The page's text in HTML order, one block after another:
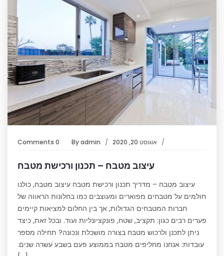
אוגוסט 20, 2020 Byadmin
0 Comments
עיצוב מטבח – תכנון ורכישת מטבח
עיצוב מטבח – מדריך תכנון ורכישת מטבח עיצוב מטבח, כולנו
חולמים על מטבחים מפוארים ומעוצבים כמו בחלונות הראווה של
חברות המטבחים הגדולות, אך בין החלום למציאות קיימים
פערים רבים כגון: תקציב, שטח, פונקציונליות ועוד. ובכל זאת, כיצד
ניתן לתכנן ולרכוש מטבח בצורה מושכלת ונכונה? תחילה מספר
עובדות: אנחנו מחליפים מטבח בממוצע פעם בשבע עשרה שנים.